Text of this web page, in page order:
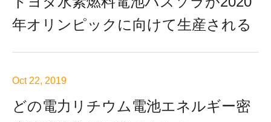
年オリンピックに向けて生産される
Oct 22, 2019
どの電力リチウム電池エネルギー密